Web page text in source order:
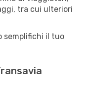
tra cui ulteriori
semplifichi il tuo